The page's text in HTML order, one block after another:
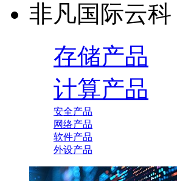
非凡国际云科
存储产品
计算产品
安全产品
网络产品
软件产品
外设产品